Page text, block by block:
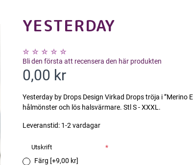
YESTERDAY
Bli den första att recensera den här produkten
0,00 kr
Yesterday by Drops Design Virkad Drops tröja i ”Merino
hålmönster och lös halsvärmare. Stl S - XXXL.
Leveranstid: 1-2 vardagar
Utskrift
*
Färg [+9,00 kr]